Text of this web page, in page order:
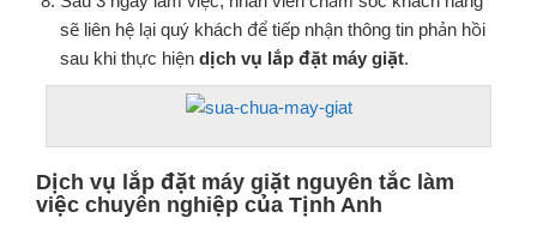
sẽ liên hệ lại quý khách để tiếp nhận thông tin phản hồi
sau khi thực hiện dịch vụ lắp đặt máy giặt.
Dịch vụ lắp đặt máy giặt nguyên tắc làm
việc chuyên nghiệp của Tịnh Anh